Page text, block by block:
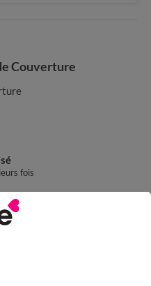
Couverture
fois